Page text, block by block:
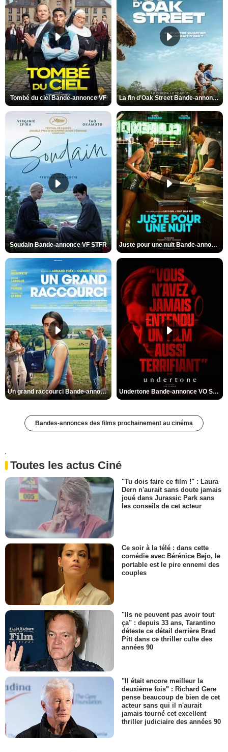
Tombé du ciel Bande-annonce VF La fin d’Oak Street Bande-annonce VO STFR
Soudain Bande-annonce VF STFR Juste pour une nuit Bande-annonce VO STFR
Un grand raccourci Bande-annonce VF Undertone Bande-annonce VO STFR
Bandes-annonces des films prochainement au cinéma
'
Toutes les actus Ciné
"Tu dois faire ce film !" : Laura
Dern n'aurait sans doute jamais
joué dans Jurassic Park sans
les conseils de cet acteur
Ce soir à la télé : dans cette
comédie avec Bérénice Bejo, le
portable est le pire ennemi des
couples
"Ils ne peuvent pas avoir tout
ça" : depuis 33 ans, Tarantino
déteste ce détail derrière Brad
Pitt dans ce thriller culte des
années 90
"Il était encore meilleur la
deuxième fois" : Richard Gere
pense beaucoup de bien de cet
acteur sans qui il n'aurait
jamais tourné cet excellent
thriller judiciaire des années 90